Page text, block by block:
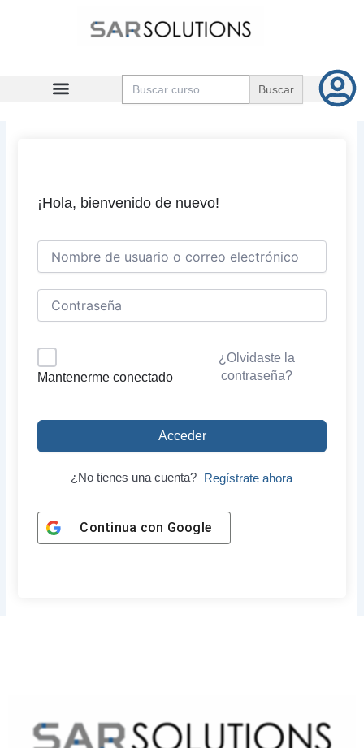
Buscar:
¡Hola, bienvenido de nuevo!
Mantenerme conectado
¿Olvidaste la
contraseña?
Acceder
¿No tienes una cuenta? Regístrate ahora
Continua con Google